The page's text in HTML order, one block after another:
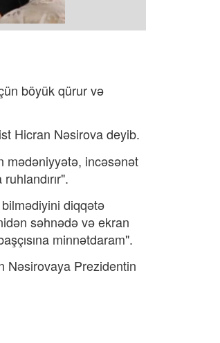
böyük qürur və
Hicran Nəsirova deyib.
mədəniyyətə, incəsənət
diqqətə
səhnədə və ekran
minnətdaram".
Nəsirovaya Prezidentin